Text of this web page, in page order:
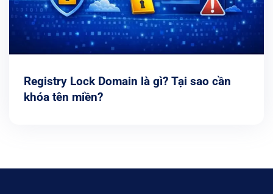
Registry Lock Domain là gì? Tại sao cần
khóa tên miền?